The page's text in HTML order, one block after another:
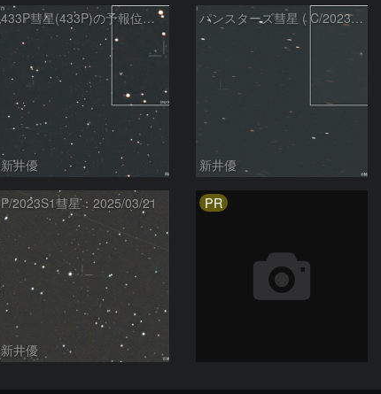
433P彗星(433P)の予報位置：2026/05/30
新井優
パンスターズ彗星 ( C/2023R1 ) ：2026/05/30
新井優
P/2023S1彗星：2025/03/21
新井優
PR